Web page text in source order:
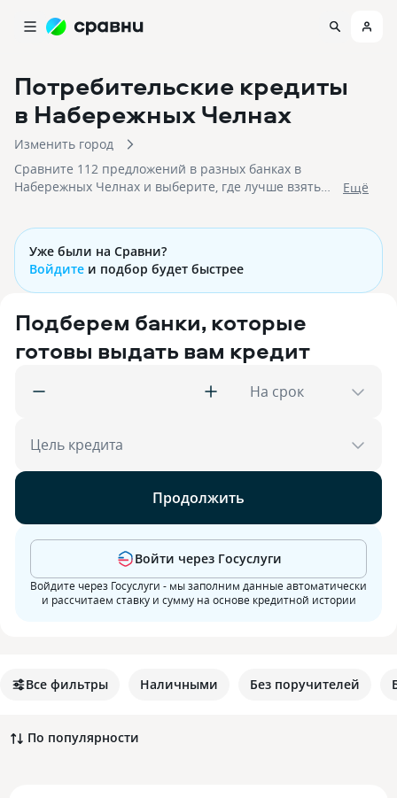
Потребительские кредиты
в Набережных Челнах
Изменить город
Сравните 112 предложений в разных банках в
Набережных Челнах и выберите, где лучше взять
50000 до 70 000 000 рублей!
Eщё
Уже были на Сравни?
Войдите и подбор будет быстрее
Подберем банки, которые
готовы выдать вам кредит
На срок
Цель кредита
Продолжить
Войдите через Госуслуги - мы заполним данные автоматически
и рассчитаем ставку и сумму на основе кредитной истории
Войти через Госуслуги
Все фильтры Наличными Без поручителей
По популярности